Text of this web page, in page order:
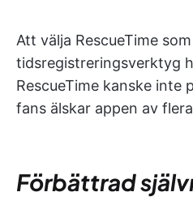
Att välja RescueTime
tidsregistreringsverktyg
RescueTime kanske inte
fans älskar appen av
Förbättrad